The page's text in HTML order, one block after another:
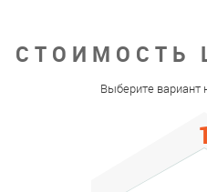
СТОИМОСТЬ
Выберите вариант